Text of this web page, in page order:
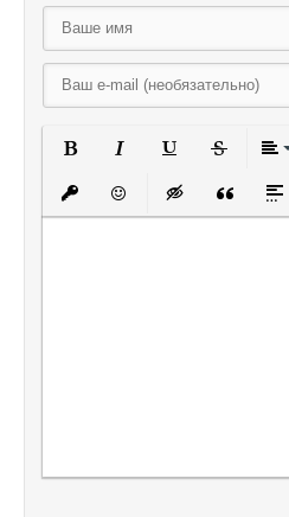
Полужирный
Курсив
Вставить защищенную
ВставитьВставка